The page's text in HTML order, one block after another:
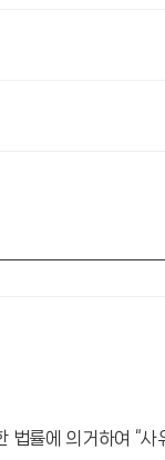
률에 의거하여 “